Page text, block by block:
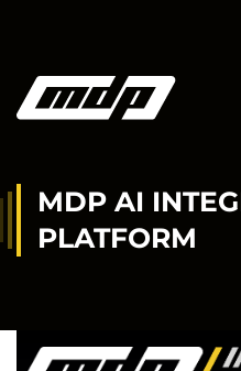
MDP AI
PLATFORM